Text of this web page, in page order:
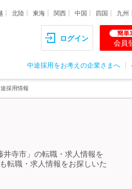
北陸 東海 関西 中国 四国 九州
ログイン
簡単
会員
中途採用をお考えの企業さまへ
採用情報
寺市」の転職・求人情報を
転職・求人情報をお探しいた